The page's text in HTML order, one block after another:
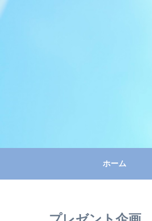
ホーム